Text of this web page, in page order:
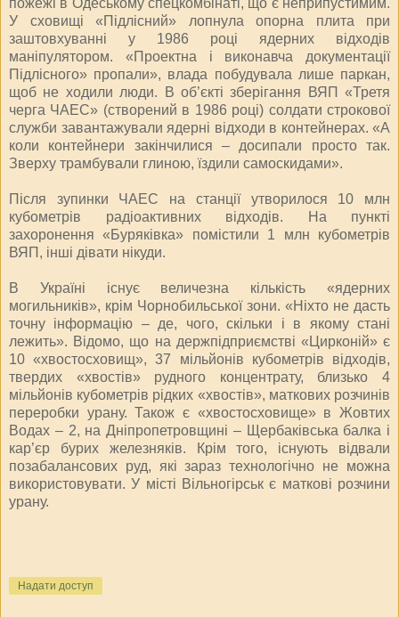
У сховищі «Підлісний» лопнула опорна плита при
заштовхуванні у 1986 році ядерних відходів
маніпулятором. «Проектна і виконавча документації
Підлісного» пропали», влада побудувала лише паркан,
щоб не ходили люди. В об’єкті зберігання ВЯП «Третя
черга ЧАЕС» (створений в 1986 році) солдати строкової
служби завантажували ядерні відходи в контейнерах. «А
коли контейнери закінчилися – досипали просто так.
Зверху трамбували глиною, їздили самоскидами».
Після зупинки ЧАЕС на станції утворилося 10 млн
кубометрів радіоактивних відходів. На пункті
захоронення «Буряківка» помістили 1 млн кубометрів
ВЯП, інші дівати нікуди.
В Україні існує величезна кількість «ядерних
могильників», крім Чорнобильської зони. «Ніхто не дасть
точну інформацію – де, чого, скільки і в якому стані
лежить». Відомо, що на держпідприємстві «Цирконій» є
10 «хвостосховищ», 37 мільйонів кубометрів відходів,
твердих «хвостів» рудного концентрату, близько 4
мільйонів кубометрів рідких «хвостів», маткових розчинів
переробки урану. Також є «хвостосховище» в Жовтих
Водах – 2, на Дніпропетровщині – Щербаківська балка і
кар’єр бурих железняків. Крім того, існують відвали
позабалансових руд, які зараз технологічно не можна
використовувати. У місті Вільногірськ є маткові розчини
урану.
Надати доступ